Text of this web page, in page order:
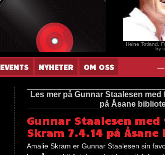
Gunnar Andersen
Heine Totland,
by-
EVENTS NYHETER OM OSS
Les mer på Gunnar Staalesen
på Åsane
Gunnar Staalesen
Skram 7.4.14 på
Amalie Skram er Gunnar Staalesen sin